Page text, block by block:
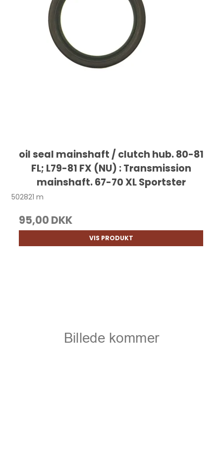
oil seal mainshaft / clutch hub. 80-81
FL; L79-81 FX (NU) : Transmission
mainshaft. 67-70 XL Sportster
502821 m
95,00 DKK
VIS PRODUKT